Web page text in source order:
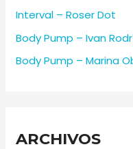
Interval – Roser Dot
Body Pump – Ivan
Body Pump – Marina
ARCHIVOS